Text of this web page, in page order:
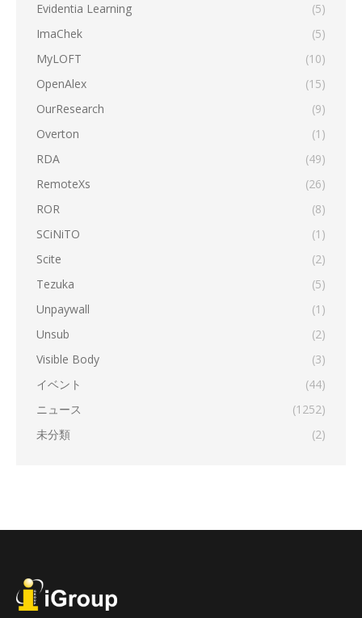
Evidentia Learning
(5)
ImaChek
(5)
MyLOFT
(10)
OpenAlex
(15)
OurResearch
(9)
Overton
(1)
RDA
(49)
RemoteXs
(26)
ROR
(8)
SCiNiTO
(1)
Scite
(2)
Tezuka
(5)
Unpaywall
(1)
Unsub
(2)
Visible Body
(3)
イベント
(44)
ニュース
(1252)
未分類
(2)